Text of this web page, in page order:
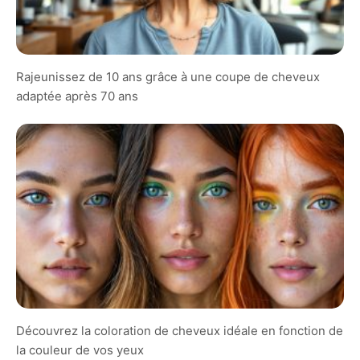
Rajeunissez de 10 ans grâce à une coupe de cheveux
adaptée après 70 ans
Découvrez la coloration de cheveux idéale en fonction de
la couleur de vos yeux